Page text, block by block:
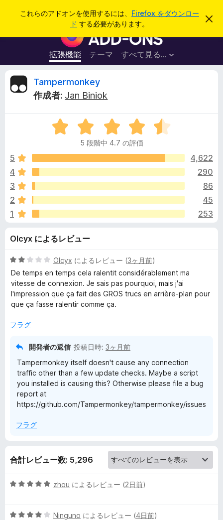
これらのアドオンを使用するには、 Firefox をダウンロー
ド する必要があります。
こ
を
F
i
r
e
ラ
ウ
ザ
ー
ド
オ
ン
拡張機能 テーマ すべて見る...
ログイン
T
p
e
r
m
o
n
k
y
の
レ
ビ
ー
Tampermonkey
作成者: Jan Biniok
5
段
中
.
の
価
5 段階中 4.7 の評価
5
4,622
4
290
3
86
2
45
1
253
Olcyx によるレビュー
5
段
階
中
2
評
Olcyx によるレビュー (3ヶ月前)
De temps en temps cela ralentit considérablement ma
vitesse de connexion. Je sais pas pourquoi, mais j'ai
l'impression que ça fait des GROS trucs en arrière-plan pour
que ça fasse ralentir comme ça.
フラグ
開発者の返信 投稿日時: 3ヶ月前
Tampermonkey itself doesn't cause any connection
traffic other than a few update checks. Maybe a script
you installed is causing this? Otherwise please file a bug
report at
https://github.com/Tampermonkey/tampermonkey/issues
フラグ
合計レビュー数: 5,296
5
中
zhou によるレビュー (2日前)
5
Ninguno によるレビュー (4日前)